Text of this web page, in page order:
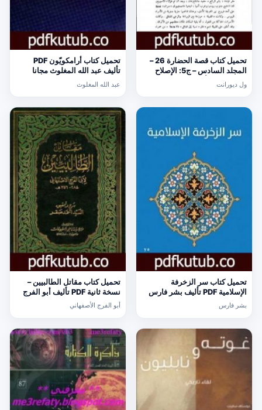
تحميل كتاب قصة الحضارة 26 –
المجلد السادس – ج5: الإصلاح
مجانا [كامل]
ول ديورانت
تحميل كتاب أرامكويّون PDF
تأليف عبد الله المغلوث مجانا
[كامل]
عبد الله المغلوث
تحميل كتاب سر الزخرفة
الإسلامية PDF تأليف بشر فارس
مجانا [كامل]
بشر فارس
تحميل كتاب مقاتل الطالبيين –
نسخة ثانية PDF تأليف أبو الفرج
الأصفهاني مجانا [كامل]
أبو الفرج الأصفهاني